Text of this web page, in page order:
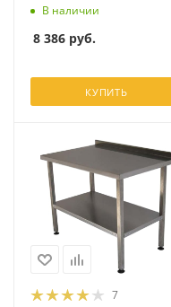
В наличии
8 386 руб.
КУПИТЬ
7